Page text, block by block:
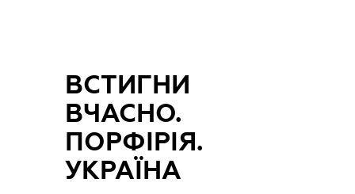
ВСТИГНИ
ВЧАСНО.
ПОРФІРІЯ.
УКРАЇНА